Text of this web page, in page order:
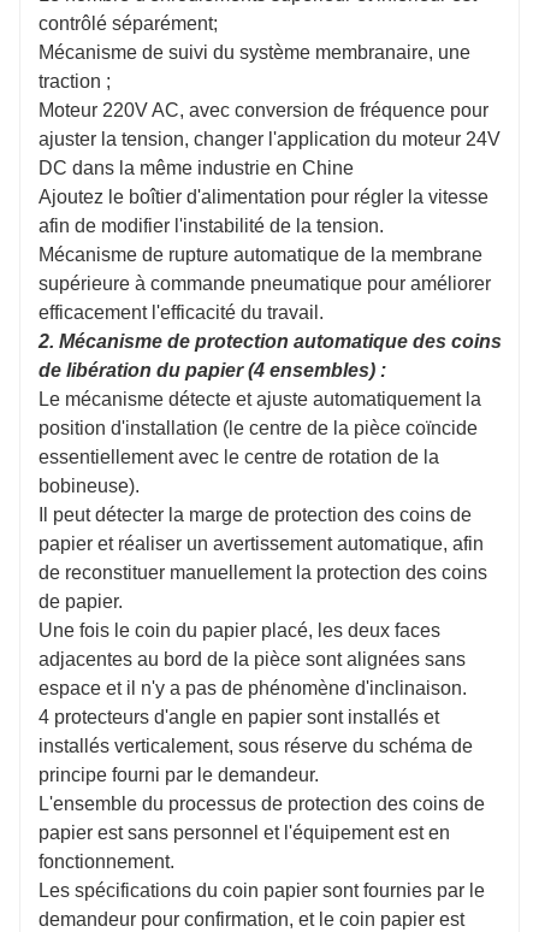
contrôlé séparément;
Mécanisme de suivi du système membranaire, une
traction ;
Moteur 220V AC, avec conversion de fréquence pour
ajuster la tension, changer l'application du moteur 24V
DC dans la même industrie en Chine
Ajoutez le boîtier d'alimentation pour régler la vitesse
afin de modifier l'instabilité de la tension.
Mécanisme de rupture automatique de la membrane
supérieure à commande pneumatique pour améliorer
efficacement l'efficacité du travail.
2. Mécanisme de protection automatique des coins
de libération du papier (4 ensembles) :
Le mécanisme détecte et ajuste automatiquement la
position d'installation (le centre de la pièce coïncide
essentiellement avec le centre de rotation de la
bobineuse).
Il peut détecter la marge de protection des coins de
papier et réaliser un avertissement automatique, afin
de reconstituer manuellement la protection des coins
de papier.
Une fois le coin du papier placé, les deux faces
adjacentes au bord de la pièce sont alignées sans
espace et il n'y a pas de phénomène d'inclinaison.
4 protecteurs d'angle en papier sont installés et
installés verticalement, sous réserve du schéma de
principe fourni par le demandeur.
L'ensemble du processus de protection des coins de
papier est sans personnel et l'équipement est en
fonctionnement.
Les spécifications du coin papier sont fournies par le
demandeur pour confirmation, et le coin papier est